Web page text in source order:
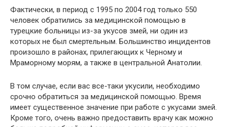
Фактически, в период с 1995 по 2004 год только 550
человек обратились за медицинской помощью в
турецкие больницы из-за укусов змей, ни один из
которых не был смертельным. Большинство инцидентов
произошло в районах, прилегающих к Черному и
Мраморному морям, а также в центральной Анатолии.
В том случае, если вас все-таки укусили, необходимо
срочно обратиться за медицинской помощью. Время
имеет существенное значение при работе с укусами змей.
Кроме того, очень важно предоставить врачу как можно